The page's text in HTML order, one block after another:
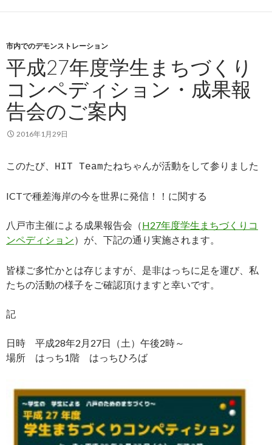
市内でのデモンストレーション
平成27年度学生まちづくり
コンペディション・成果報
告会のご案内
2016年1月29日
このたび、HIT Teamたねちゃんが活動をして参りました
ICTで種差海岸の今を世界に発信！！に関する
八戸市主催による成果報告会（H27年度学生まちづくりコ
ンペディション）が、下記の通り実施されます。
皆様ご多忙かとは存じますが、是非はっちに足を運び、私
たちの活動の様子をご確認頂けますと幸いです。
記
日時 平成28年2月27日（土）午後2時～
場所 はっち1階 はっちひろば